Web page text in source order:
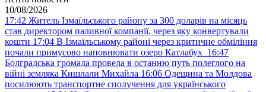
10/08/2026
17:42 Житель Ізмаїльського району за 300 доларів на місяць
став директором паливної компанії, через яку конвертували
кошти 17:04 В Ізмаїльському районі через критичне обміління
почали примусово наповнювати озеро Катлабух 16:47
Болградська громада провела в останню путь полеглого на
війні земляка Кишлали Михайла 16:06 Одещина та Молдова
посилюють транспортне сполучення для українського